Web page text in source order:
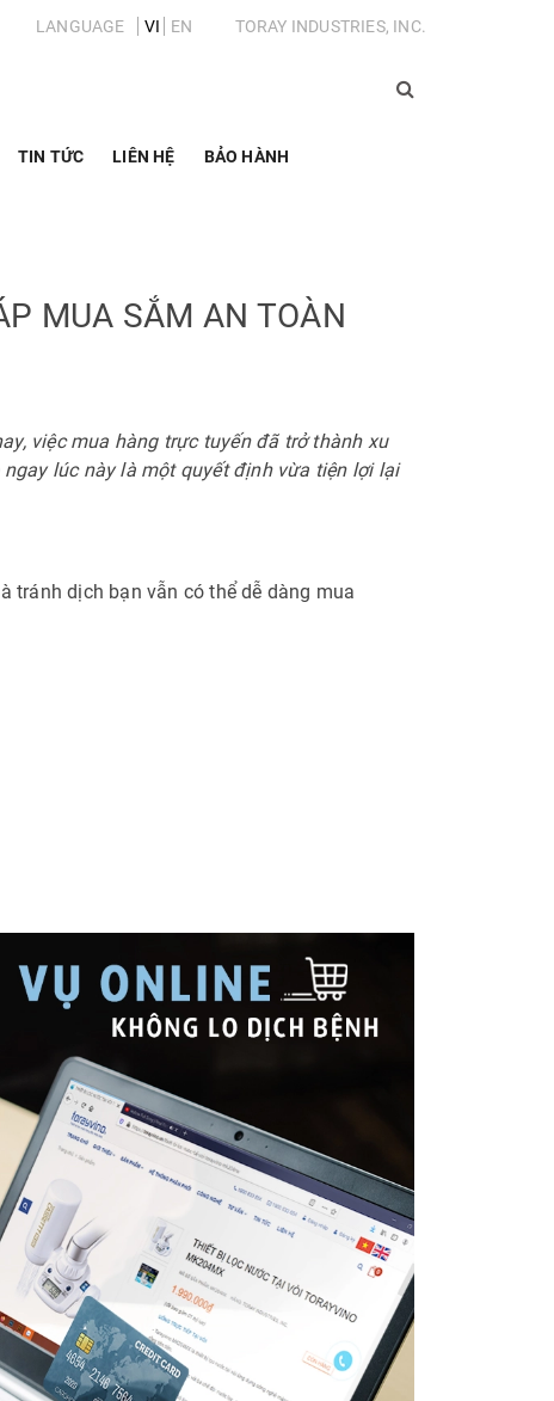
LANGUAGE VI EN TORAY INDUSTRIES, INC.
TIN TỨC LIÊN HỆ BẢO HÀNH
MUA SẮM AN TOÀN
việc mua hàng trực tuyến đã trở thành xu
lúc này là một quyết định vừa tiện lợi lại
tránh dịch bạn vẫn có thể dễ dàng mua